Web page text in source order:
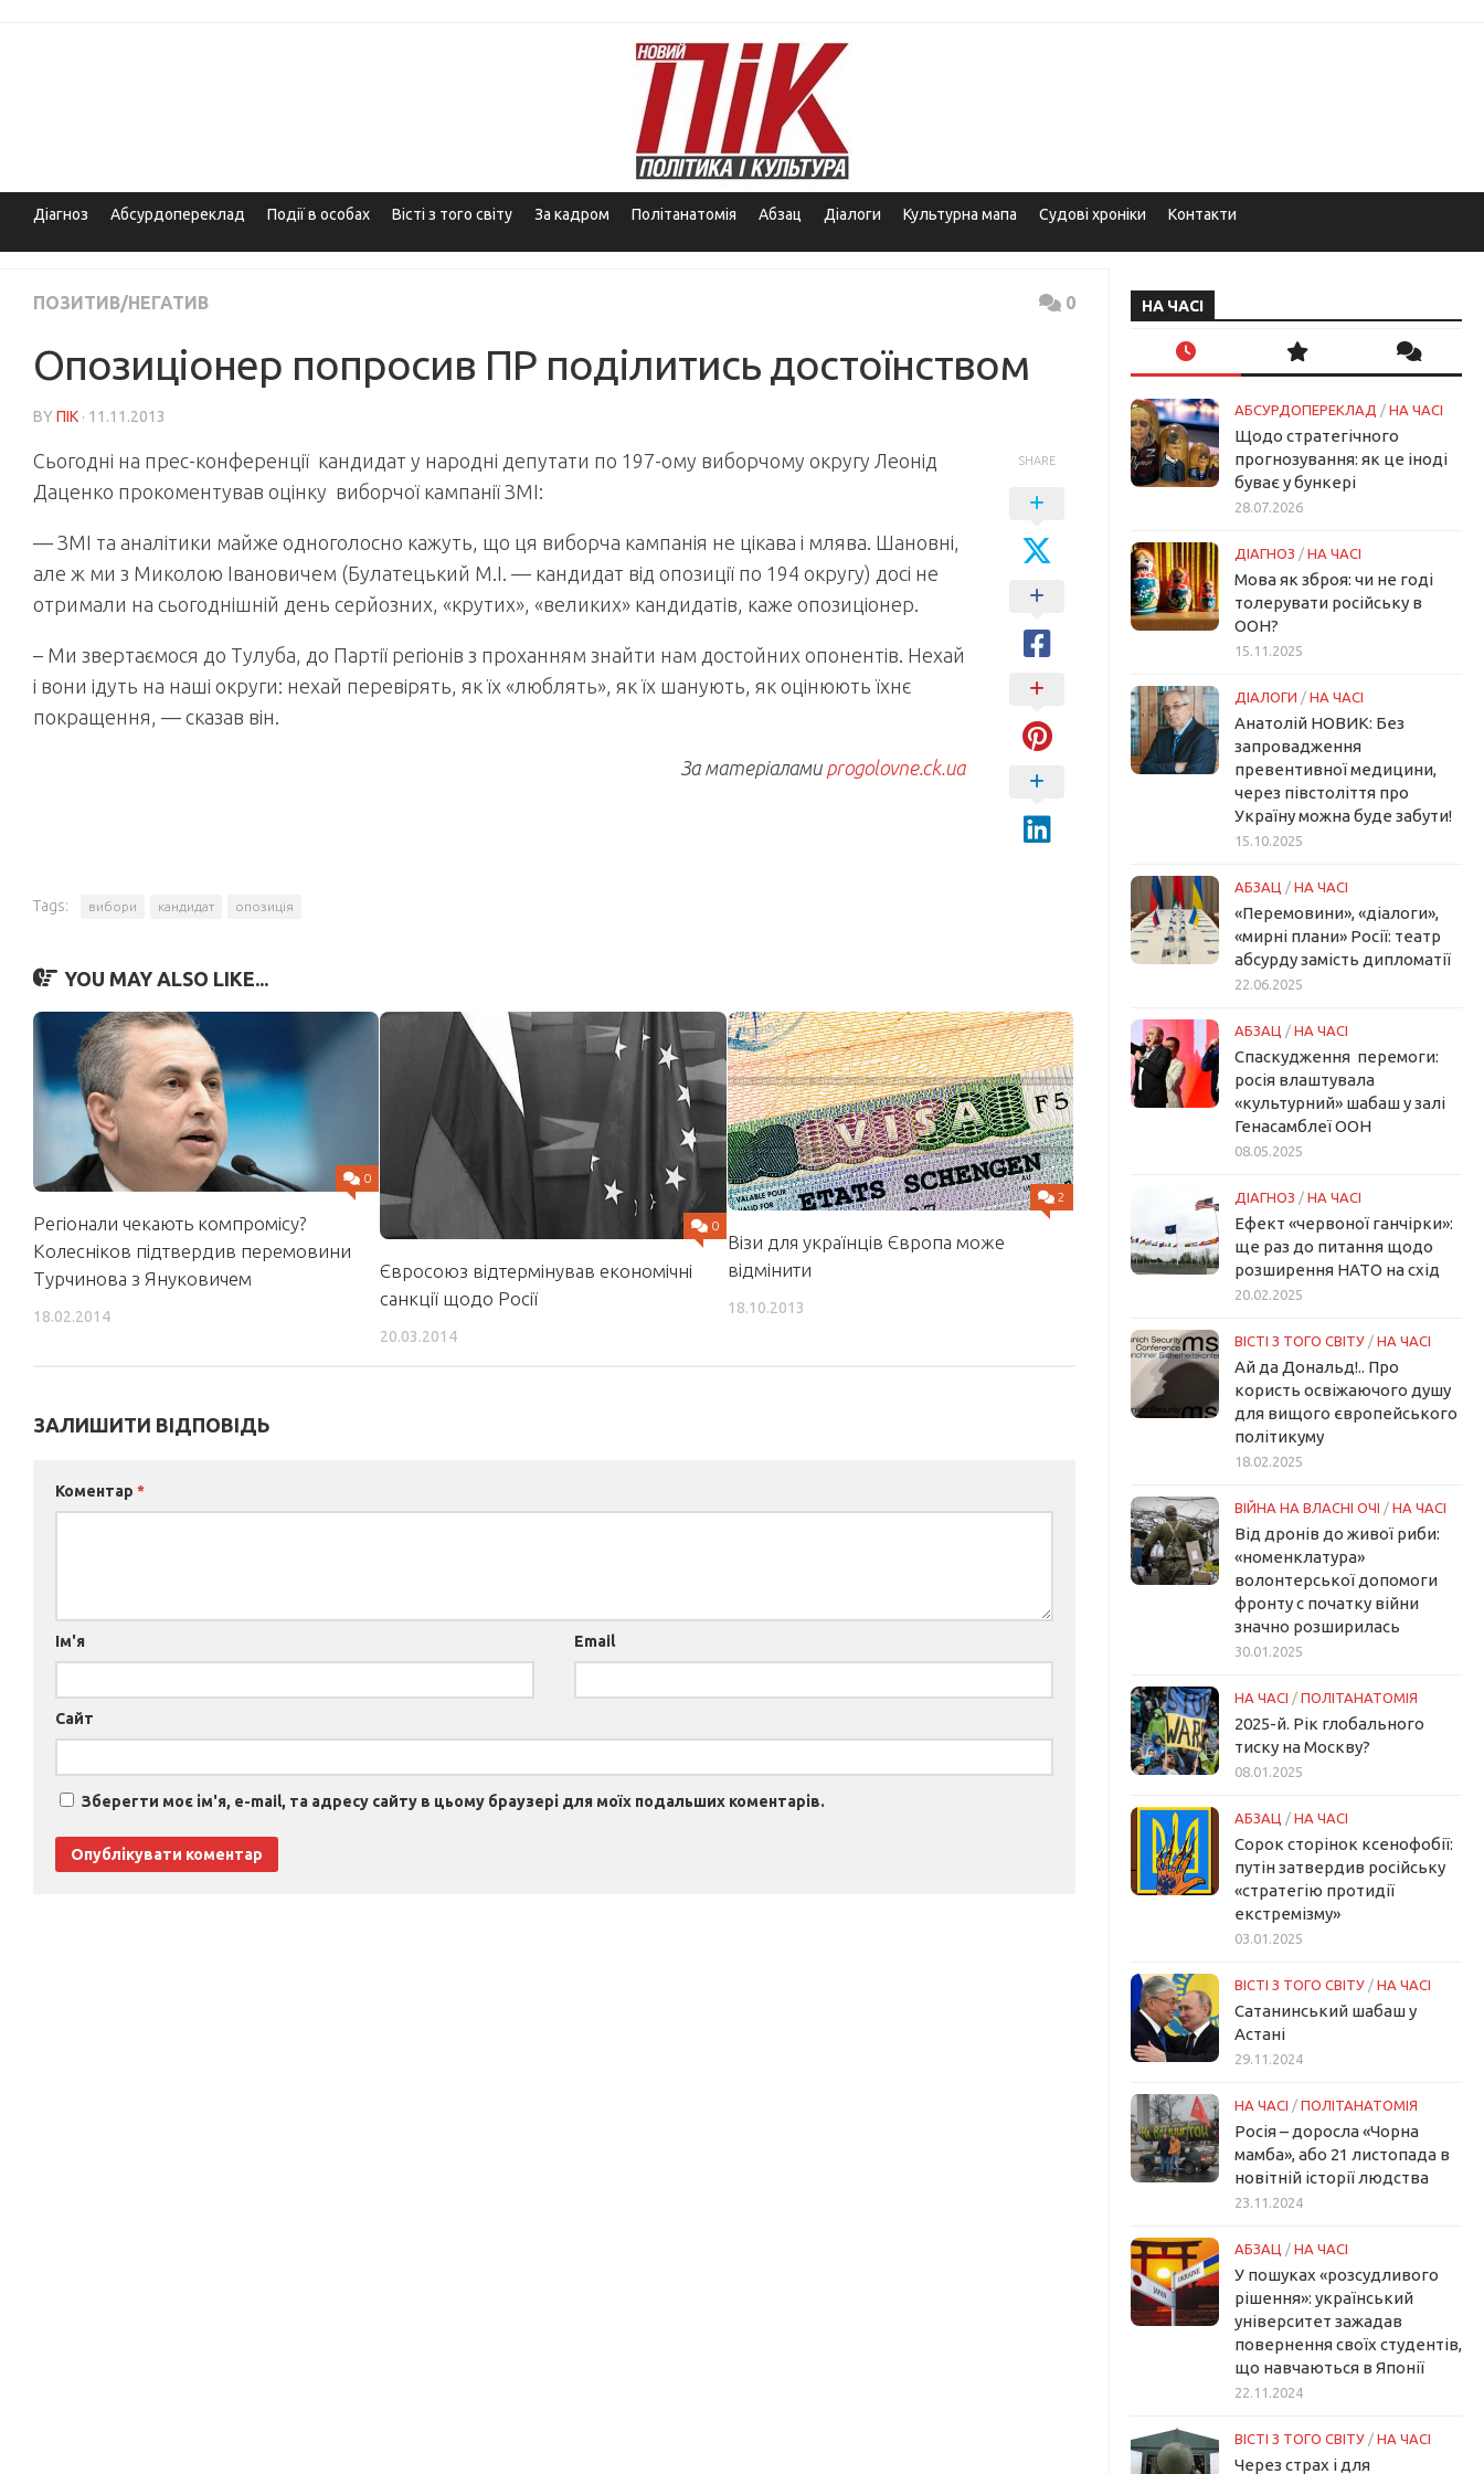
Діагноз Абсурдопереклад Події в особах Вісті з того світу За кадром Політанатомія Абзац Діалоги Культурна мапа Судові хроніки Контакти
ПОЗИТИВ/НЕГАТИВ 0
Опозиціонер попросив ПР поділитись достоїнством
BY ПІК · 11.11.2013
Сьогодні на прес-конференції кандидат у народні депутати по 197-ому виборчому округу Леонід
Даценко прокоментував оцінку виборчої кампанії ЗМІ:
— ЗМІ та аналітики майже одноголосно кажуть, що ця виборча кампанія не цікава і млява. Шановні,
але ж ми з Миколою Івановичем (Булатецький М.І. — кандидат від опозиції по 194 округу) досі не
отримали на сьогоднішній день серйозних, «крутих», «великих» кандидатів, каже опозиціонер.
– Ми звертаємося до Тулуба, до Партії регіонів з проханням знайти нам достойних опонентів. Нехай
і вони ідуть на наші округи: нехай перевірять, як їх «люблять», як їх шанують, як оцінюють їхнє
покращення, — сказав він.
За матеріалами progolovne.ck.ua
SHARE
Tags: вибори кандидат опозиція
YOU MAY ALSO LIKE...
0
Регіонали чекають компромісу?
Колесніков підтвердив перемовини
Турчинова з Януковичем
18.02.2014
0
Євросоюз відтермінував економічні
санкції щодо Росії
20.03.2014
2
Візи для українців Європа може
відмінити
18.10.2013
ЗАЛИШИТИ ВІДПОВІДЬ
Коментар *
Ім'я Email
Сайт
Зберегти моє ім'я, e-mail, та адресу сайту в цьому браузері для моїх подальших коментарів.
НА ЧАСІ
АБСУРДОПЕРЕКЛАД / НА ЧАСІ
Щодо стратегічного
прогнозування: як це іноді
буває у бункері
28.07.2026
ДІАГНОЗ / НА ЧАСІ
Мова як зброя: чи не годі
толерувати російську в
ООН?
15.11.2025
ДІАЛОГИ / НА ЧАСІ
Анатолій НОВИК: Без
запровадження
превентивної медицини,
через півстоліття про
Україну можна буде забути!
15.10.2025
АБЗАЦ / НА ЧАСІ
«Перемовини», «діалоги»,
«мирні плани» Росії: театр
абсурду замість дипломатії
22.06.2025
АБЗАЦ / НА ЧАСІ
Спаскудження перемоги:
росія влаштувала
«культурний» шабаш у залі
Генасамблеї ООН
08.05.2025
ДІАГНОЗ / НА ЧАСІ
Ефект «червоної ганчірки»:
ще раз до питання щодо
розширення НАТО на схід
20.02.2025
ВІСТІ З ТОГО СВІТУ / НА ЧАСІ
Ай да Дональд!.. Про
користь освіжаючого душу
для вищого європейського
політикуму
18.02.2025
ВІЙНА НА ВЛАСНІ ОЧІ / НА ЧАСІ
Від дронів до живої риби:
«номенклатура»
волонтерської допомоги
фронту с початку війни
значно розширилась
30.01.2025
НА ЧАСІ / ПОЛІТАНАТОМІЯ
2025-й. Рік глобального
тиску на Москву?
08.01.2025
АБЗАЦ / НА ЧАСІ
Сорок сторінок ксенофобії:
путін затвердив російську
«стратегію протидії
екстремізму»
03.01.2025
ВІСТІ З ТОГО СВІТУ / НА ЧАСІ
Сатанинський шабаш у
Астані
29.11.2024
НА ЧАСІ / ПОЛІТАНАТОМІЯ
Росія – доросла «Чорна
мамба», або 21 листопада в
новітній історії людства
23.11.2024
АБЗАЦ / НА ЧАСІ
У пошуках «розсудливого
рішення»: український
університет зажадав
повернення своїх студентів,
що навчаються в Японії
22.11.2024
ВІСТІ З ТОГО СВІТУ / НА ЧАСІ
Через страх і для